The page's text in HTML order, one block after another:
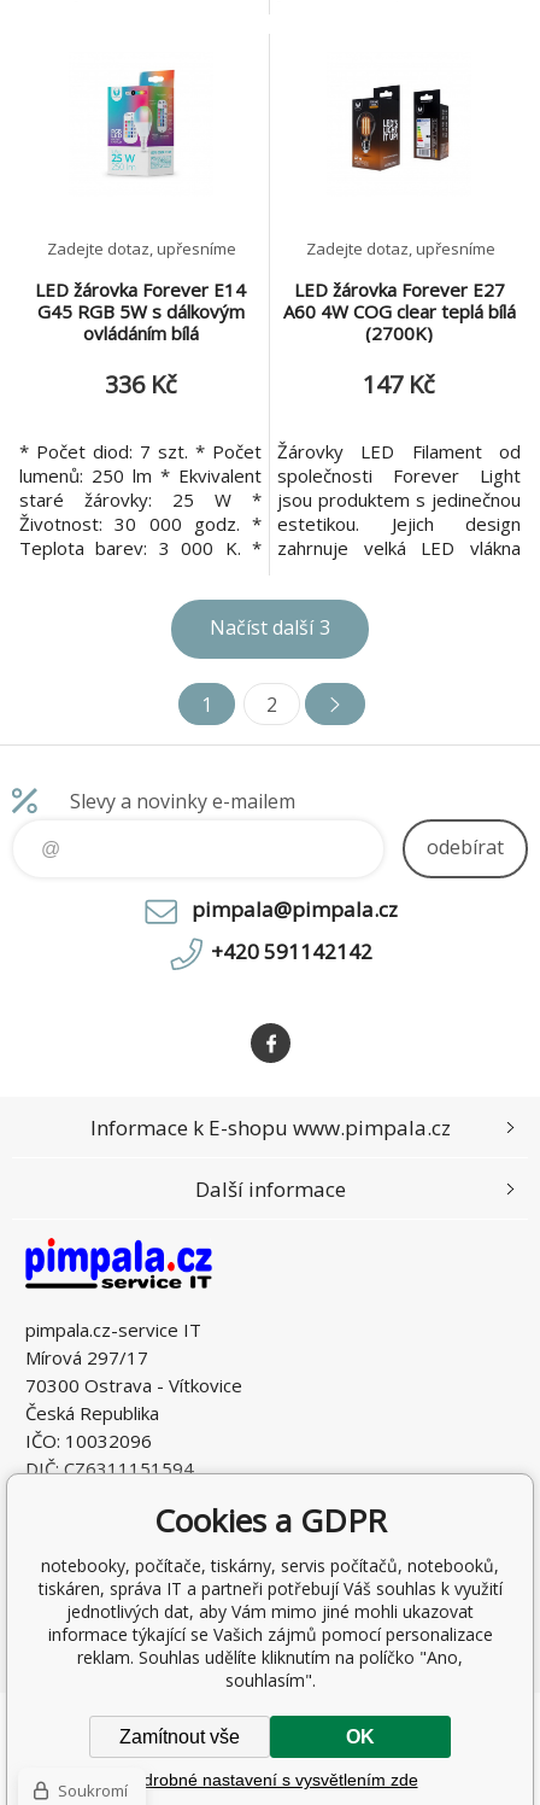
světlem podobným efektu
wolframových vláken. Použitá
technologie je unikátní
kombinací mnoha čipů na
rovném nebo zakřiveném
kvalita provedení, která
přesahuje životnost tradiční
žárovky. Díky nejnovějším
technologickým řešením se
LED žárovka Forever E14
G45 RGB 5W s dálkovým
ovládáním bílá
Zadejte dotaz, upřesníme
336 Kč
* Počet diod: 7 szt. * Počet
lumenů: 250 lm * Ekvivalent
staré žárovky: 25 W *
Životnost: 30 000 godz. *
Teplota barev: 3 000 K. *
Pracovní teplota: -20 ° C až +
45 ° C * Průměr: 45 mm *
Typ diod: 5050 a 2835 *
Pracovní napětí: 230V 50 Hz
* Stmívač: ne * LLMF:> 70% *
Účiník (PF
LED žárovka Forever E27
A60 4W COG clear teplá bílá
(2700K)
Zadejte dotaz, upřesníme
147 Kč
Žárovky LED Filament od
společnosti Forever Light
jsou produktem s jedinečnou
estetikou. Jejich design
zahrnuje velká LED vlákna
žárovek. Žárovky se
vyznačují ultra teplým
světlem podobným efektu
technologie je unikátní
kombinací mnoha čipů na
rovném nebo zakřiveném
Načíst další 3
1 2
Slevy a novinky e-mailem
odebírat
pimpala@pimpala.cz
+420 591142142
pimpala.cz-service IT
Mírová 297/17
70300 Ostrava - Vítkovice
Česká Republika
IČO: 10032096
DIČ: CZ6311151594
Informace k E-shopu www.pimpala.cz
Další informace
Copyright © 2026 Ing. Antonín Pohludka
Všechna práva vyhrazena.
WWW stránkydodalBINARGON.cz-Mapa stránek
Cookies a GDPR
notebooky, počítače, tiskárny, servis počítačů, notebooků,
tiskáren, správa IT a partneři potřebují Váš souhlas k využití
jednotlivých dat, aby Vám mimo jiné mohli ukazovat
informace týkající se Vašich zájmů pomocí personalizace
reklam. Souhlas udělíte kliknutím na políčko "Ano,
souhlasím".
Zamítnout vše OK
Podrobné nastavení s vysvětlením zde
Soukromí